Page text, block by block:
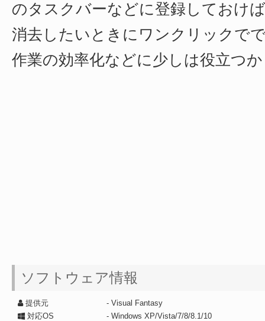
のタスクバーなどに登録しておけ
消去したいときにワンクリックで
作業の効率化などに少しは役立つ
ソフトウェア情報
提供元
- Visual Fantasy
対応OS
- Windows XP/Vista/7/8/8.1/10